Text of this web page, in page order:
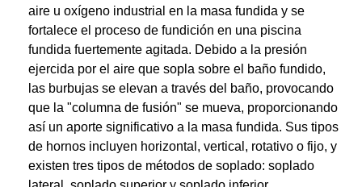
aire u oxígeno industrial en la masa fundida y se
fortalece el proceso de fundición en una piscina
fundida fuertemente agitada. Debido a la presión
ejercida por el aire que sopla sobre el baño fundido,
las burbujas se elevan a través del baño, provocando
que la "columna de fusión" se mueva, proporcionando
así un aporte significativo a la masa fundida. Sus tipos
de hornos incluyen horizontal, vertical, rotativo o fijo, y
existen tres tipos de métodos de soplado: soplado